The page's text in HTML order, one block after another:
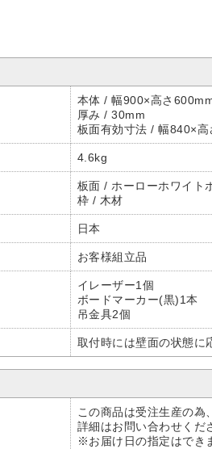
本体 / 幅900×高さ
厚み / 30mm
板面有効寸法 / 幅840×高
4.6kg
板面 / ホーローホワイト
枠 / 木材
日本
お客様組立品
イレーザー1個
ボードマーカー(黒)1本
吊金具2個
取付時には壁面の状態に
この商品は受注生産の為
詳細はお問い合わせくだ
※お届け日の指定はでき